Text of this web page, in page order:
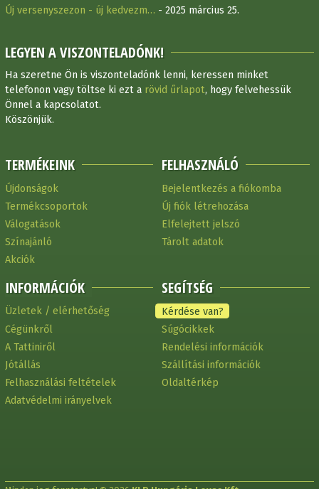
Új versenyszezon - új kedvezm… - 2025 március 25.
LEGYEN A VISZONTELADÓNK!
Ha szeretne Ön is viszonteladónk lenni, keressen minket
telefonon vagy töltse ki ezt a rövid űrlapot, hogy felvehessük
Önnel a kapcsolatot.
Köszönjük.
TERMÉKEINK
Újdonságok
Termékcsoportok
Válogatások
Színajánló
Akciók
INFORMÁCIÓK
Üzletek / elérhetőség
Cégünkről
A Tattiniről
Jótállás
Felhasználási feltételek
Adatvédelmi irányelvek
FELHASZNÁLÓ
Bejelentkezés a fiókomba
Új fiók létrehozása
Elfelejtett jelszó
Tárolt adatok
SEGÍTSÉG
Kérdése van?
Súgócikkek
Rendelési információk
Szállítási információk
Oldaltérkép